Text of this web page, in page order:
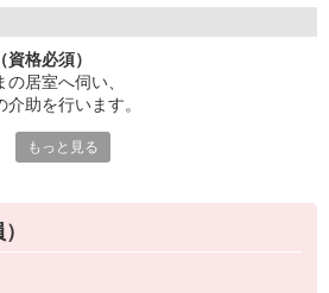
活かせます。
ています。
ト体制。
すさ抜群。
に最適です。
ます！
格必須）
居室へ伺い、
助を行います。
了者などの資格が必要で、
を支える役割です。
もっと見る